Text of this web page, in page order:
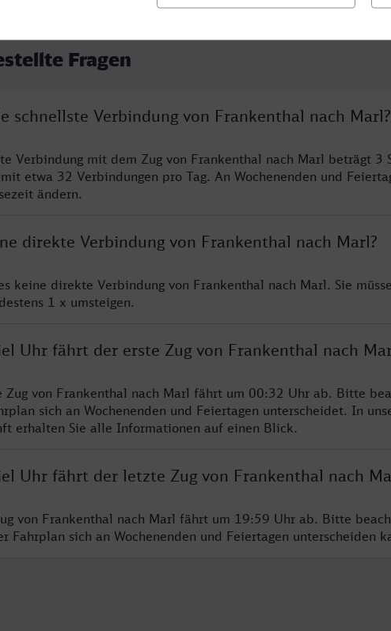
Fragen
schnellste Verbindung von Frankenthal nach Marl?
Verbindung mit dem Zug von Frankenthal nach Marl beträgt 3
etwa 32 Verbindungen pro Tag. An Wochenenden und
ändern.
direkte Verbindung von Frankenthal nach Marl?
keine direkte Verbindung von Frankenthal nach Marl. Sie
1 x umsteigen.
Uhr fährt der erste Zug von Frankenthal nach
Zug von Frankenthal nach Marl fährt um 00:32 Uhr ab. Bitte
sich an Wochenenden und Feiertagen unterscheidet. In
erhalten Sie alle Informationen auf einen Blick.
Uhr fährt der letzte Zug von Frankenthal nach
von Frankenthal nach Marl fährt um 19:59 Uhr ab. Bitte
Fahrplan sich an Wochenenden und Feiertagen unterscheiden